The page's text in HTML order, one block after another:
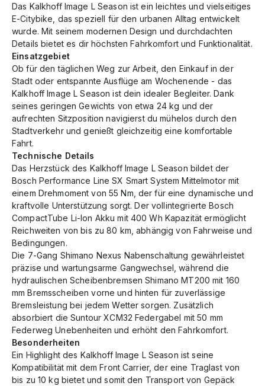
Das Kalkhoff Image L Season ist ein leichtes und vielseitiges
E-Citybike, das speziell für den urbanen Alltag entwickelt
wurde. Mit seinem modernen Design und durchdachten
Details bietet es dir höchsten Fahrkomfort und Funktionalität.
Einsatzgebiet
Ob für den täglichen Weg zur Arbeit, den Einkauf in der
Stadt oder entspannte Ausflüge am Wochenende - das
Kalkhoff Image L Season ist dein idealer Begleiter. Dank
seines geringen Gewichts von etwa 24 kg und der
aufrechten Sitzposition navigierst du mühelos durch den
Stadtverkehr und genießt gleichzeitig eine komfortable
Fahrt.
Technische Details
Das Herzstück des Kalkhoff Image L Season bildet der
Bosch Performance Line SX Smart System Mittelmotor mit
einem Drehmoment von 55 Nm, der für eine dynamische und
kraftvolle Unterstützung sorgt. Der vollintegrierte Bosch
CompactTube Li-Ion Akku mit 400 Wh Kapazität ermöglicht
Reichweiten von bis zu 80 km, abhängig von Fahrweise und
Bedingungen.
Die 7-Gang Shimano Nexus Nabenschaltung gewährleistet
präzise und wartungsarme Gangwechsel, während die
hydraulischen Scheibenbremsen Shimano MT200 mit 160
mm Bremsscheiben vorne und hinten für zuverlässige
Bremsleistung bei jedem Wetter sorgen. Zusätzlich
absorbiert die Suntour XCM32 Federgabel mit 50 mm
Federweg Unebenheiten und erhöht den Fahrkomfort.
Besonderheiten
Ein Highlight des Kalkhoff Image L Season ist seine
Kompatibilität mit dem Front Carrier, der eine Traglast von
bis zu 10 kg bietet und somit den Transport von Gepäck